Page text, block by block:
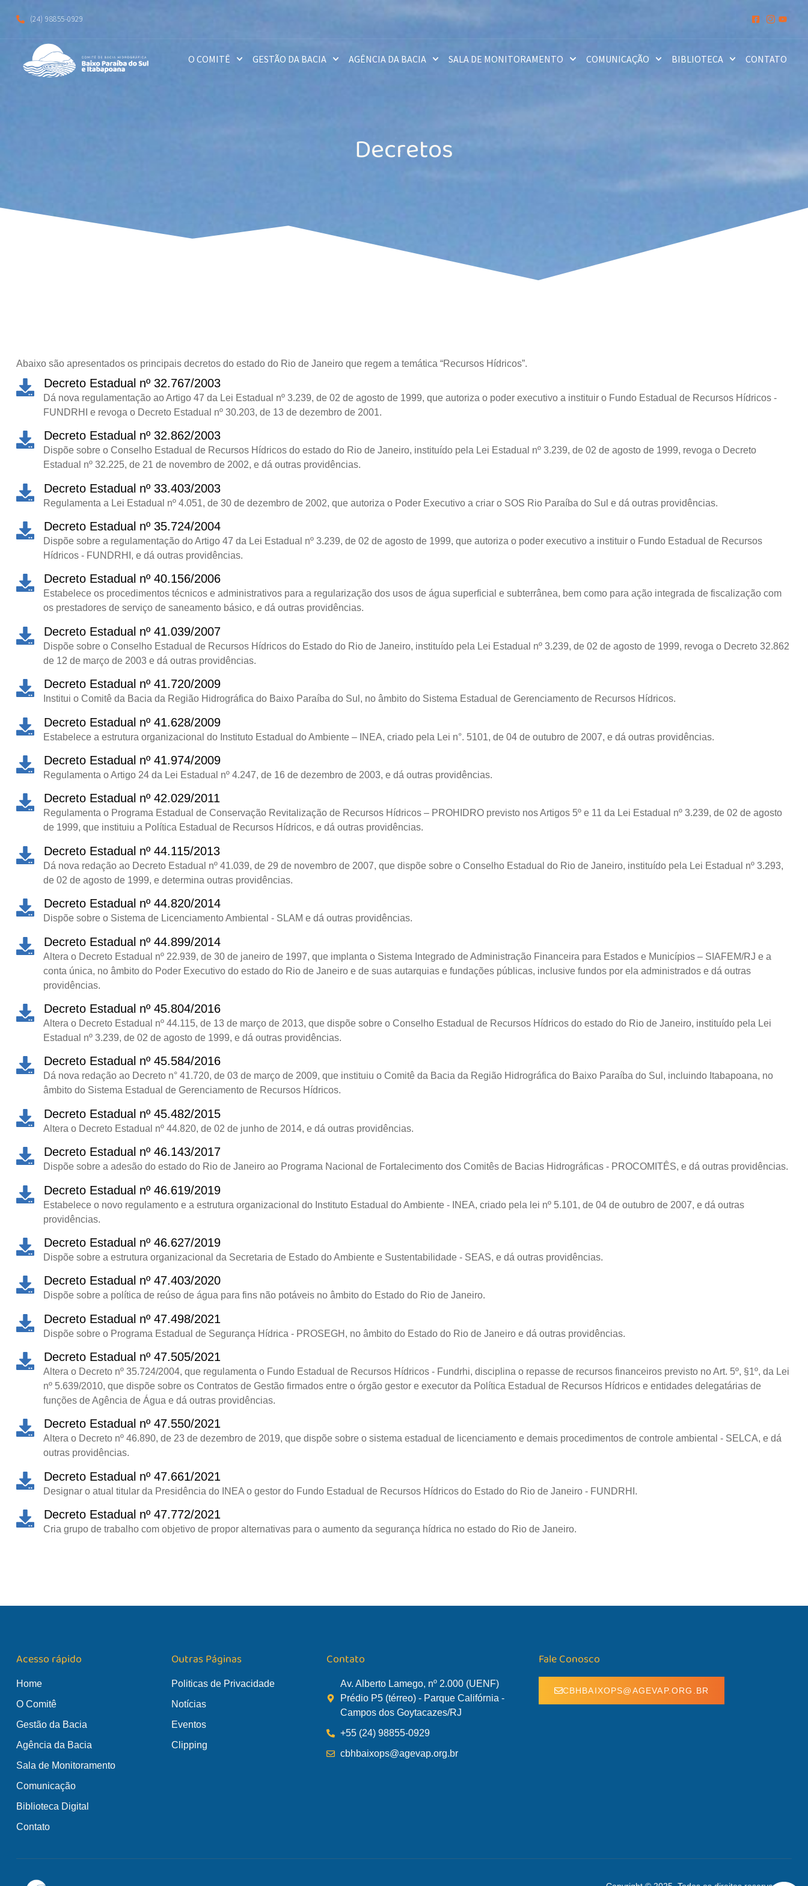
(24) 98855-0929
O COMITÊ GESTÃO DA BACIA AGÊNCIA DA BACIA SALA DE MONITORAMENTO COMUNICAÇÃO BIBLIOTECA CONTATO
Decretos
Abaixo são apresentados os principais decretos do estado do Rio de Janeiro que regem a temática “Recursos Hídricos”.
Decreto Estadual nº 32.767/2003
Dá nova regulamentação ao Artigo 47 da Lei Estadual nº 3.239, de 02 de agosto de 1999, que autoriza o poder executivo a instituir o Fundo Estadual de Recursos Hídricos -
FUNDRHI e revoga o Decreto Estadual nº 30.203, de 13 de dezembro de 2001.
Decreto Estadual nº 32.862/2003
Dispõe sobre o Conselho Estadual de Recursos Hídricos do estado do Rio de Janeiro, instituído pela Lei Estadual nº 3.239, de 02 de agosto de 1999, revoga o Decreto
Estadual nº 32.225, de 21 de novembro de 2002, e dá outras providências.
Decreto Estadual nº 33.403/2003
Regulamenta a Lei Estadual nº 4.051, de 30 de dezembro de 2002, que autoriza o Poder Executivo a criar o SOS Rio Paraíba do Sul e dá outras providências.
Decreto Estadual nº 35.724/2004
Dispõe sobre a regulamentação do Artigo 47 da Lei Estadual nº 3.239, de 02 de agosto de 1999, que autoriza o poder executivo a instituir o Fundo Estadual de Recursos
Hídricos - FUNDRHI, e dá outras providências.
Decreto Estadual nº 40.156/2006
Estabelece os procedimentos técnicos e administrativos para a regularização dos usos de água superficial e subterrânea, bem como para ação integrada de fiscalização com
os prestadores de serviço de saneamento básico, e dá outras providências.
Decreto Estadual nº 41.039/2007
Dispõe sobre o Conselho Estadual de Recursos Hídricos do Estado do Rio de Janeiro, instituído pela Lei Estadual nº 3.239, de 02 de agosto de 1999, revoga o Decreto 32.862
de 12 de março de 2003 e dá outras providências.
Decreto Estadual nº 41.720/2009
Institui o Comitê da Bacia da Região Hidrográfica do Baixo Paraíba do Sul, no âmbito do Sistema Estadual de Gerenciamento de Recursos Hídricos.
Decreto Estadual nº 41.628/2009
Estabelece a estrutura organizacional do Instituto Estadual do Ambiente – INEA, criado pela Lei n°. 5101, de 04 de outubro de 2007, e dá outras providências.
Decreto Estadual nº 41.974/2009
Regulamenta o Artigo 24 da Lei Estadual nº 4.247, de 16 de dezembro de 2003, e dá outras providências.
Decreto Estadual nº 42.029/2011
Regulamenta o Programa Estadual de Conservação Revitalização de Recursos Hídricos – PROHIDRO previsto nos Artigos 5º e 11 da Lei Estadual nº 3.239, de 02 de agosto
de 1999, que instituiu a Política Estadual de Recursos Hídricos, e dá outras providências.
Decreto Estadual nº 44.115/2013
Dá nova redação ao Decreto Estadual nº 41.039, de 29 de novembro de 2007, que dispõe sobre o Conselho Estadual do Rio de Janeiro, instituído pela Lei Estadual nº 3.293,
de 02 de agosto de 1999, e determina outras providências.
Decreto Estadual nº 44.820/2014
Dispõe sobre o Sistema de Licenciamento Ambiental - SLAM e dá outras providências.
Decreto Estadual nº 44.899/2014
Altera o Decreto Estadual nº 22.939, de 30 de janeiro de 1997, que implanta o Sistema Integrado de Administração Financeira para Estados e Municípios – SIAFEM/RJ e a
conta única, no âmbito do Poder Executivo do estado do Rio de Janeiro e de suas autarquias e fundações públicas, inclusive fundos por ela administrados e dá outras
providências.
Decreto Estadual nº 45.804/2016
Altera o Decreto Estadual nº 44.115, de 13 de março de 2013, que dispõe sobre o Conselho Estadual de Recursos Hídricos do estado do Rio de Janeiro, instituído pela Lei
Estadual nº 3.239, de 02 de agosto de 1999, e dá outras providências.
Decreto Estadual nº 45.584/2016
Dá nova redação ao Decreto n° 41.720, de 03 de março de 2009, que instituiu o Comitê da Bacia da Região Hidrográfica do Baixo Paraíba do Sul, incluindo Itabapoana, no
âmbito do Sistema Estadual de Gerenciamento de Recursos Hídricos.
Decreto Estadual nº 45.482/2015
Altera o Decreto Estadual nº 44.820, de 02 de junho de 2014, e dá outras providências.
Decreto Estadual nº 46.143/2017
Dispõe sobre a adesão do estado do Rio de Janeiro ao Programa Nacional de Fortalecimento dos Comitês de Bacias Hidrográficas - PROCOMITÊS, e dá outras providências.
Decreto Estadual nº 46.619/2019
Estabelece o novo regulamento e a estrutura organizacional do Instituto Estadual do Ambiente - INEA, criado pela lei nº 5.101, de 04 de outubro de 2007, e dá outras
providências.
Decreto Estadual nº 46.627/2019
Dispõe sobre a estrutura organizacional da Secretaria de Estado do Ambiente e Sustentabilidade - SEAS, e dá outras providências.
Decreto Estadual nº 47.403/2020
Dispõe sobre a política de reúso de água para fins não potáveis no âmbito do Estado do Rio de Janeiro.
Decreto Estadual nº 47.498/2021
Dispõe sobre o Programa Estadual de Segurança Hídrica - PROSEGH, no âmbito do Estado do Rio de Janeiro e dá outras providências.
Decreto Estadual nº 47.505/2021
Altera o Decreto nº 35.724/2004, que regulamenta o Fundo Estadual de Recursos Hídricos - Fundrhi, disciplina o repasse de recursos financeiros previsto no Art. 5º, §1º, da Lei
nº 5.639/2010, que dispõe sobre os Contratos de Gestão firmados entre o órgão gestor e executor da Política Estadual de Recursos Hídricos e entidades delegatárias de
funções de Agência de Água e dá outras providências.
Decreto Estadual nº 47.550/2021
Altera o Decreto nº 46.890, de 23 de dezembro de 2019, que dispõe sobre o sistema estadual de licenciamento e demais procedimentos de controle ambiental - SELCA, e dá
outras providências.
Decreto Estadual nº 47.661/2021
Designar o atual titular da Presidência do INEA o gestor do Fundo Estadual de Recursos Hídricos do Estado do Rio de Janeiro - FUNDRHI.
Decreto Estadual nº 47.772/2021
Cria grupo de trabalho com objetivo de propor alternativas para o aumento da segurança hídrica no estado do Rio de Janeiro.
Acesso rápido
Home
O Comitê
Gestão da Bacia
Agência da Bacia
Sala de Monitoramento
Comunicação
Biblioteca Digital
Contato
Outras Páginas
Politicas de Privacidade
Notícias
Eventos
Clipping
Contato
Av. Alberto Lamego, nº 2.000 (UENF)
Prédio P5 (térreo) - Parque Califórnia -
Campos dos Goytacazes/RJ
+55 (24) 98855-0929
cbhbaixops@agevap.org.br
Fale Conosco
CBHBAIXOPS@AGEVAP.ORG.BR